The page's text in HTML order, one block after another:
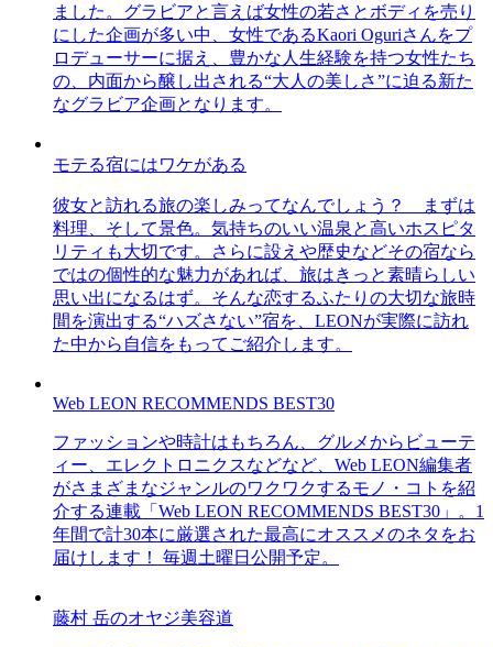
ました。グラビアと言えば女性の若さとボディを売り
にした企画が多い中、女性であるKaori Oguriさんをプ
ロデューサーに据え、豊かな人生経験を持つ女性たち
の、内面から醸し出される“大人の美しさ”に迫る新た
なグラビア企画となります。
モテる宿にはワケがある
彼女と訪れる旅の楽しみってなんでしょう？ まずは
料理、そして景色。気持ちのいい温泉と高いホスピタ
リティも大切です。さらに設えや歴史などその宿なら
ではの個性的な魅力があれば、旅はきっと素晴らしい
思い出になるはず。そんな恋するふたりの大切な旅時
間を演出する“ハズさない”宿を、LEONが実際に訪れ
た中から自信をもってご紹介します。
Web LEON RECOMMENDS BEST30
ファッションや時計はもちろん、グルメからビューテ
ィー、エレクトロニクスなどなど、Web LEON編集者
がさまざまなジャンルのワクワクするモノ・コトを紹
介する連載「Web LEON RECOMMENDS BEST30」。1
年間で計30本に厳選された最高にオススメのネタをお
届けします！ 毎週土曜日公開予定。
藤村 岳のオヤジ美容道